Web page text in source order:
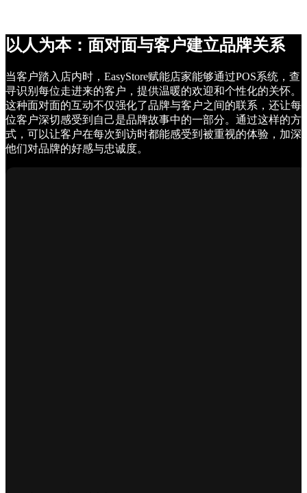
以人为本：面对面与客户建立品牌关系
当客户踏入店内时，EasyStore赋能店家能够通过POS系统，查
寻识别每位走进来的客户，提供温暖的欢迎和个性化的关怀。
这种面对面的互动不仅强化了品牌与客户之间的联系，还让每
位客户深切感受到自己是品牌故事中的一部分。通过这样的方
式，可以让客户在每次到访时都能感受到被重视的体验，加深
他们对品牌的好感与忠诚度。